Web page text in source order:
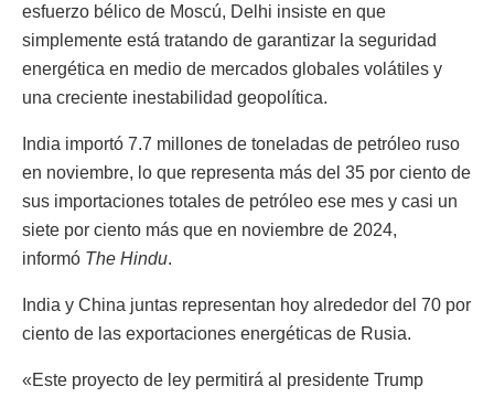
esfuerzo bélico de Moscú, Delhi insiste en que
simplemente está tratando de garantizar la seguridad
energética en medio de mercados globales volátiles y
una creciente inestabilidad geopolítica.
India importó 7.7 millones de toneladas de petróleo ruso
en noviembre, lo que representa más del 35 por ciento de
sus importaciones totales de petróleo ese mes y casi un
siete por ciento más que en noviembre de 2024,
informó The Hindu.
India y China juntas representan hoy alrededor del 70 por
ciento de las exportaciones energéticas de Rusia.
«Este proyecto de ley permitirá al presidente Trump